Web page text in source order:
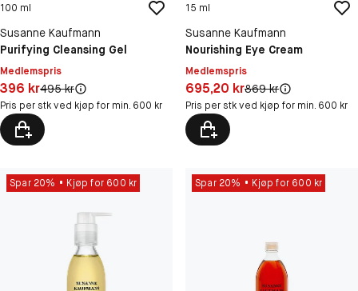
100 ml
Susanne Kaufmann
Purifying Cleansing Gel
Medlemspris
Pris: 396 kr
396 krOriginal pris:
495 kr
Pris per stk ved kjøp for min. 600 kr
15 ml
Susanne Kaufmann
Nourishing Eye Cream
Medlemspris
Pris: 695,20 kr
695,20 krOriginal pris:
869 kr
Pris per stk ved kjøp for min. 600 kr
Spar 20% Kjøp for 600 kr Spar 20% Kjøp for 600 kr